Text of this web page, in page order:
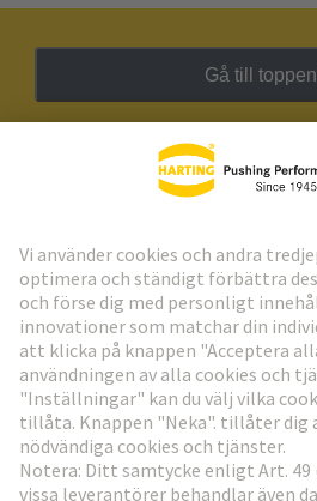
Gå till toppen
HARTING:s nyhetsbrev
Gå till registrering
Social Media